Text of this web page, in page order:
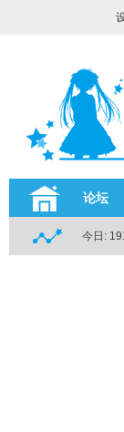
论坛
今日: